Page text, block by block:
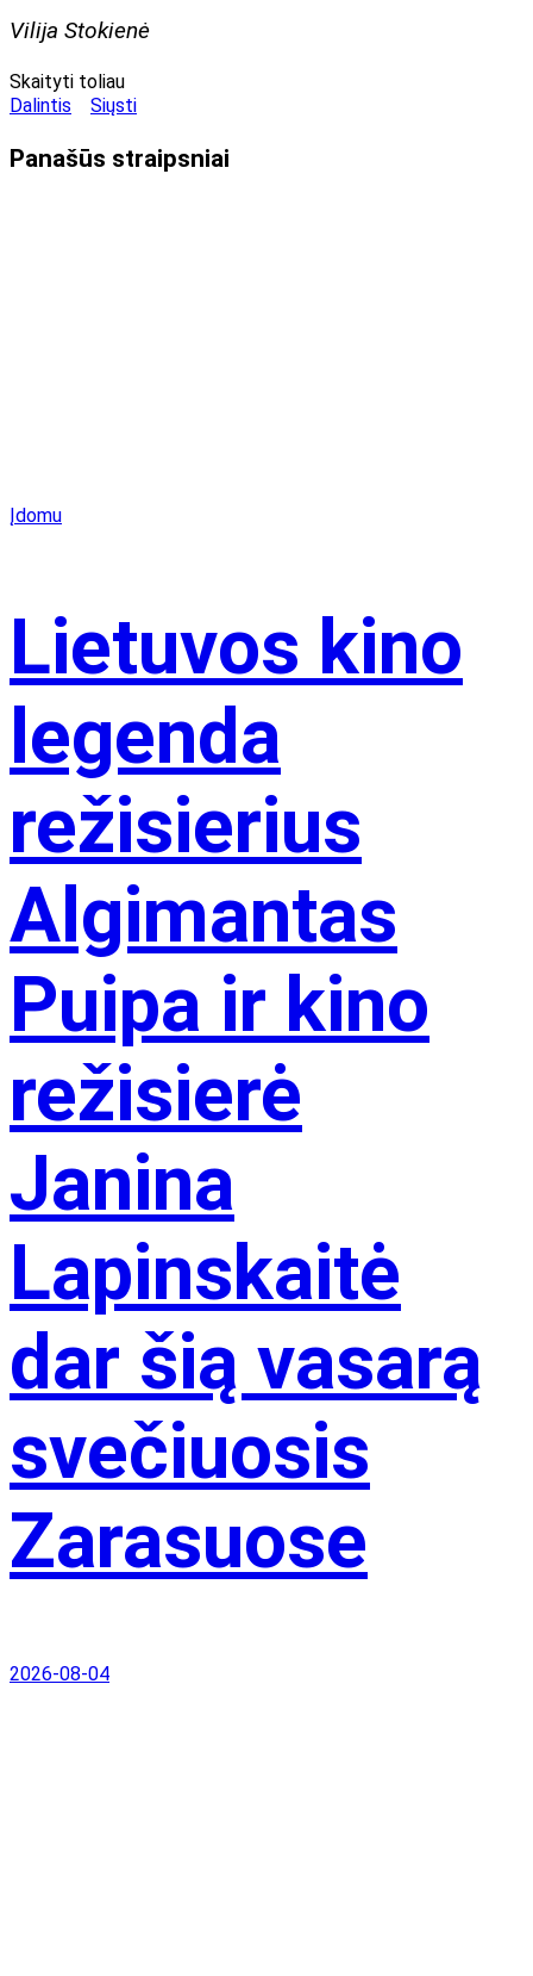
Vilija Stokienė
Skaityti toliau
Dalintis
Siųsti
Panašūs straipsniai
Įdomu
Lietuvos kino
legenda
režisierius
Algimantas
Puipa ir kino
režisierė
Janina
Lapinskaitė
dar šią vasarą
svečiuosis
Zarasuose
2026-08-04